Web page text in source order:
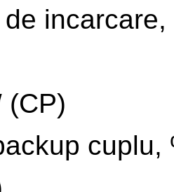
de
(CP)
backup